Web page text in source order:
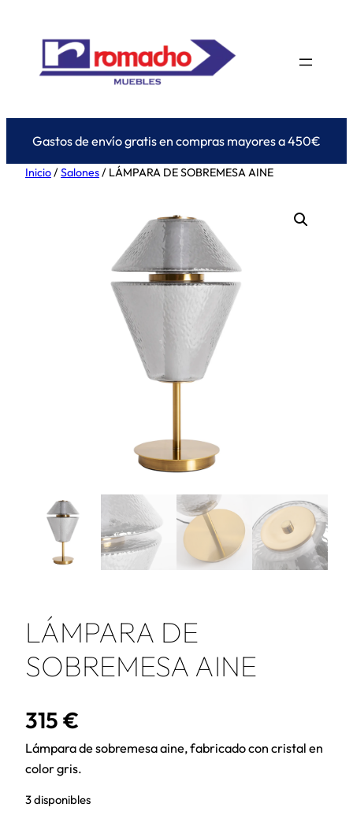
contenido
Gastos de envío gratis en compras mayores a 450€
Inicio/Salones/ LÁMPARA DE SOBREMESA AINE
LÁMPARA DE
SOBREMESA AINE
315 €
Lámpara de sobremesa aine, fabricado con cristal en
color gris.
3 disponibles